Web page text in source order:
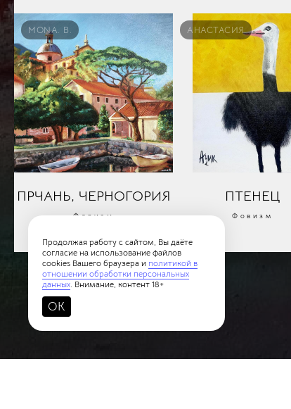
MONA. B.
ПРЧАНЬ, ЧЕРНОГОРИЯ
Фовизм
АНАСТАСИЯ
ПТЕНЕЦ
Фовизм
Продолжая работу с сайтом, Вы даёте
согласие на использование файлов
cookies Вашего браузера и политикой в
отношении обработки персональных
данных. Внимание, контент 18+
OK